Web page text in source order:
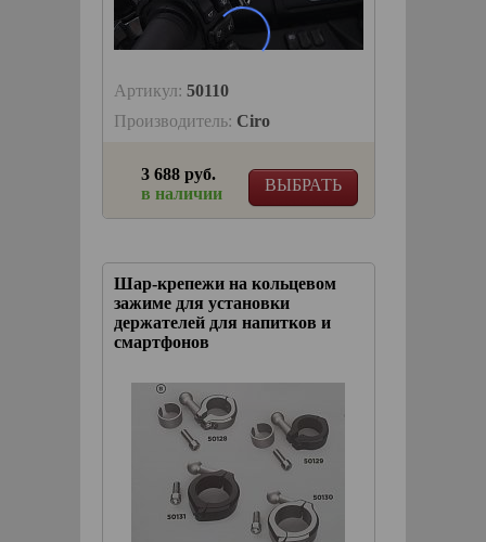
Артикул: 50110
Производитель: Ciro
ВЫБРАТЬ
3 688 руб.
в наличии
Шар-крепежи на кольцевом
зажиме для установки
держателей для напитков и
смартфонов